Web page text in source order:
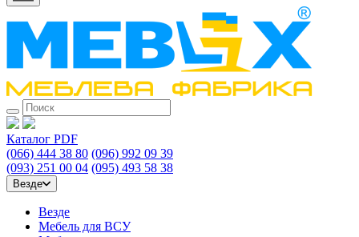
Каталог PDF
(066) 444 38 80 (096) 992 09 39
(093) 251 00 04 (095) 493 58 38
Везде
Везде
Мебель для ВСУ